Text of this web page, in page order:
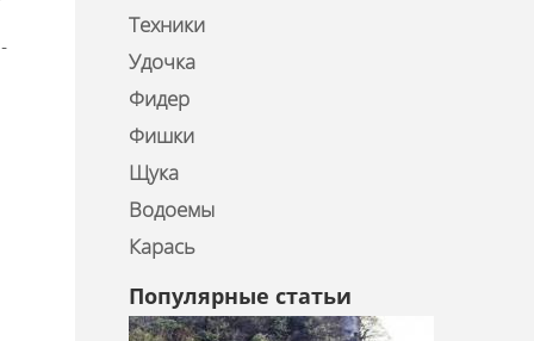
Техники
Удочка
Фидер
Фишки
Щука
Водоемы
Карась
Популярные статьи